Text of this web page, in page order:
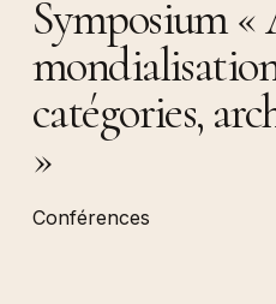
Symposium
catégories,
»
Conférences